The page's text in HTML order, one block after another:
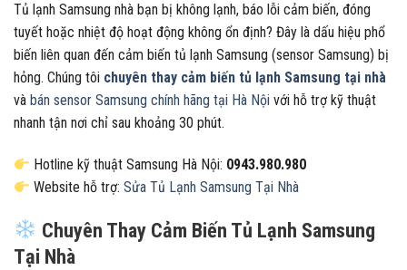
Tủ lạnh Samsung nhà bạn bị không lạnh, báo lỗi cảm biến, đóng
tuyết hoặc nhiệt độ hoạt động không ổn định? Đây là dấu hiệu phổ
biến liên quan đến cảm biến tủ lạnh Samsung (sensor Samsung) bị
hỏng. Chúng tôi chuyên thay cảm biến tủ lạnh Samsung tại nhà
và bán sensor Samsung chính hãng tại Hà Nội với hỗ trợ kỹ thuật
nhanh tận nơi chỉ sau khoảng 30 phút.
Hotline kỹ thuật Samsung Hà Nội: 0943.980.980
Website hỗ trợ:Sửa Tủ Lạnh Samsung Tại Nhà
Chuyên Thay Cảm Biến Tủ Lạnh Samsung
Tại Nhà